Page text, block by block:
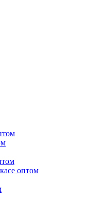
оптом